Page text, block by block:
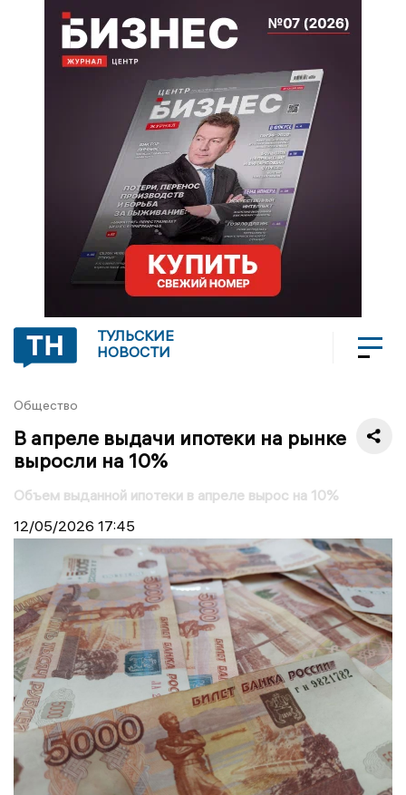
ТУЛЬСКИЕ
НОВОСТИ
Общество
В апреле выдачи ипотеки на рынке
выросли на 10%
Объем выданной ипотеки в апреле вырос на 10%
12/05/2026 17:45